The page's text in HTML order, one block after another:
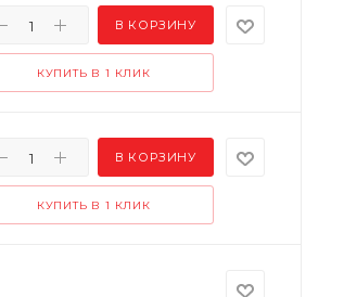
В КОРЗИНУ
КУПИТЬ В 1 КЛИК
В КОРЗИНУ
КУПИТЬ В 1 КЛИК